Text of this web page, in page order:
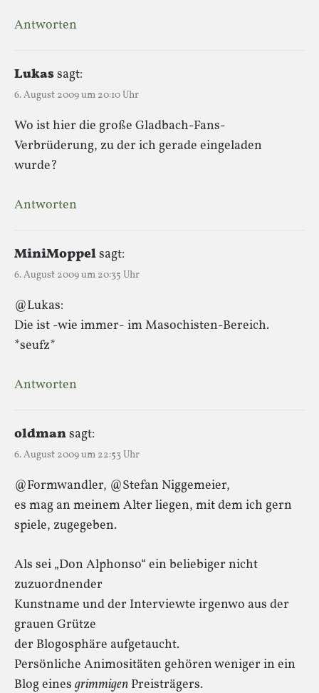
Antworten
Lukassagt:
6. August 2009 um 20:10 Uhr
Wo ist hier die große Gladbach-Fans-
Verbrüderung, zu der ich gerade eingeladen
wurde?
Antworten
MiniMoppelsagt:
6. August 2009 um 20:35 Uhr
@Lukas:
Die ist -wie immer- im Masochisten-Bereich.
*seufz*
Antworten
oldmansagt:
6. August 2009 um 22:53 Uhr
@Formwandler, @Stefan Niggemeier,
es mag an meinem Alter liegen, mit dem ich gern
spiele, zugegeben.
Als sei „Don Alphonso“ ein beliebiger nicht
zuzuordnender
Kunstname und der Interviewte irgenwo aus der
grauen Grütze
der Blogosphäre aufgetaucht.
Persönliche Animositäten gehören weniger in ein
Blog eines grimmigen Preisträgers.